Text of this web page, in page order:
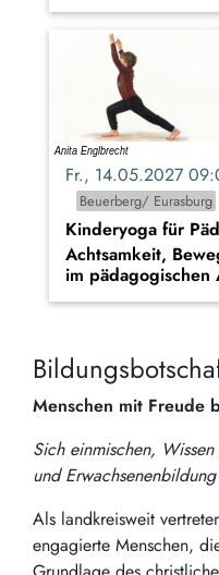
Fr., 14.05.2027
Beuerberg/ Eurasburg
Kinderyoga für
Achtsamkeit,
im pädagogischen
Menschen mit Freude
Sich einmischen,
und
Als landkreisweit
engagierte Menschen,